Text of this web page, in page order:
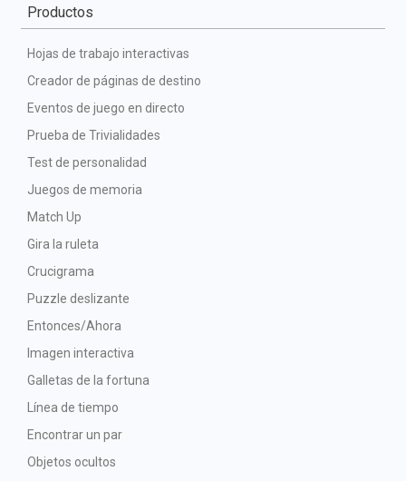
Productos
Hojas de trabajo interactivas
Creador de páginas de destino
Eventos de juego en directo
Prueba de Trivialidades
Test de personalidad
Juegos de memoria
Match Up
Gira la ruleta
Crucigrama
Puzzle deslizante
Entonces/Ahora
Imagen interactiva
Galletas de la fortuna
Línea de tiempo
Encontrar un par
Objetos ocultos